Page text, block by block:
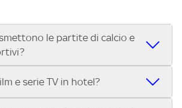
le partite di calcio e
dove poter vedere le partite di Serie A,
e serie TV in hotel?